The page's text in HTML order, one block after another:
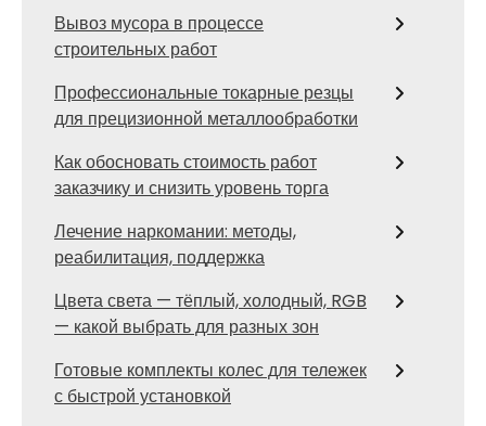
Вывоз мусора в процессе
строительных работ
Профессиональные токарные резцы
для прецизионной металлообработки
Как обосновать стоимость работ
заказчику и снизить уровень торга
Лечение наркомании: методы,
реабилитация, поддержка
Цвета света — тёплый, холодный, RGB
— какой выбрать для разных зон
Готовые комплекты колес для тележек
с быстрой установкой